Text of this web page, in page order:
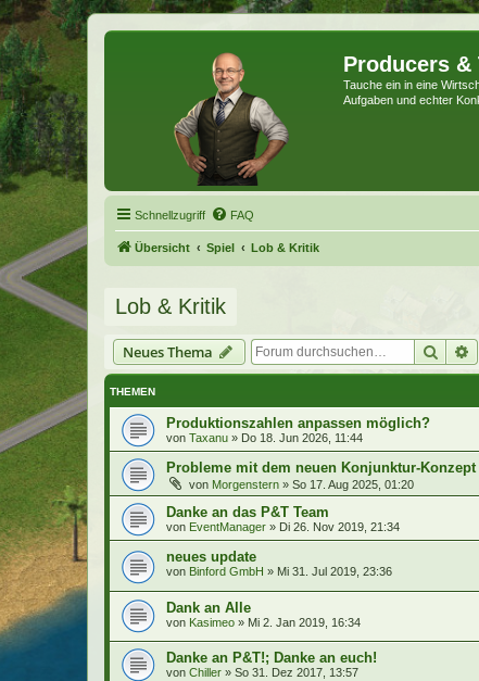
Producers &
Tauche ein in eine
Aufgaben und echter
Schnellzugriff FAQ
Übersicht Spiel Lob & Kritik
Lob & Kritik
Neues Thema Suche
THEMEN
Produktionszahlen anpassen möglich?
von Taxanu » Do 18. Jun 2026, 11:44
Probleme mit dem neuen Konjunktur-Konzept
von Morgenstern » So 17. Aug 2025, 01:20
Danke an das P&T Team
von EventManager » Di 26. Nov 2019, 21:34
neues update
von Binford GmbH » Mi 31. Jul 2019, 23:36
Dank an Alle
von Kasimeo » Mi 2. Jan 2019, 16:34
Danke an P&T!; Danke an euch!
von Chiller » So 31. Dez 2017, 13:57